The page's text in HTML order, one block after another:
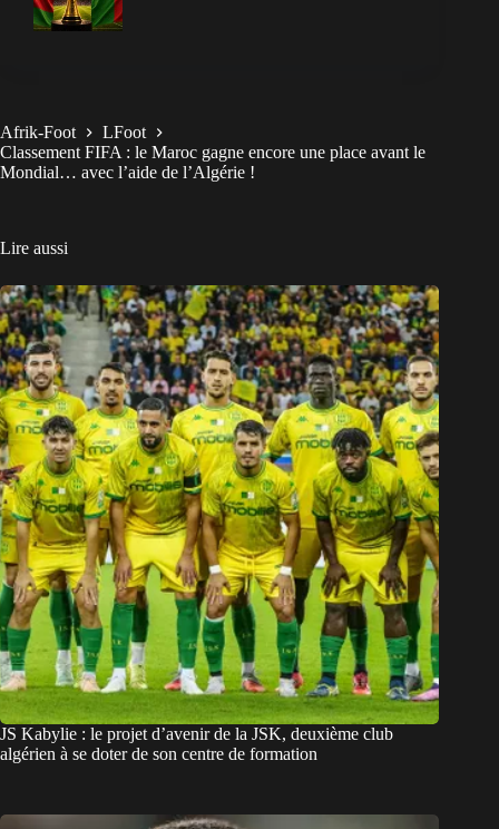
Afrik-Foot
LFoot
Classement FIFA : le Maroc gagne encore une place avant le
Mondial… avec l’aide de l’Algérie !
Lire aussi
JS Kabylie : le projet d’avenir de la JSK, deuxième club
algérien à se doter de son centre de formation